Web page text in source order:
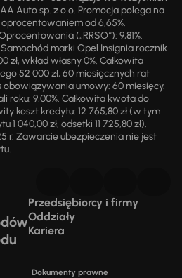
Auto sp. z o.o. Promocja polega na
od 6,65%.
(„RRSO“): 9,81%.
marki Opel Insignia rocznik
zł, wkład własny 0%. Całkowita
52 000 zł, 60 miesięcznych rat
obowiązywania umowy: 60 miesięcy.
roku: 9,00%. Całkowita kwota do
koszt kredytu: 12 765,80 zł (w tym
040,00 zł, odsetki 11 725,80 zł).
r. Zawarcie ubezpieczenia nie jest
Przedsiębiorcy i firmy
Oddziały
Kariera
Dokumenty prawne